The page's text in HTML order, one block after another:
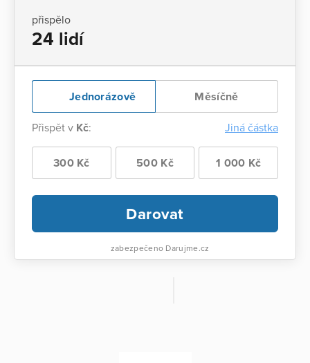
přispělo
24 lidí
Jednorázově Měsíčně
Přispět v Kč: Jiná částka
300 Kč 500 Kč 1 000 Kč
Darovat
zabezpečeno Darujme.cz